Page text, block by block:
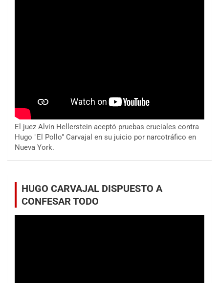
El juez Alvin Hellerstein aceptó pruebas cruciales contra
Hugo "El Pollo" Carvajal en su juicio por narcotráfico en
Nueva York.
HUGO CARVAJAL DISPUESTO A
CONFESAR TODO